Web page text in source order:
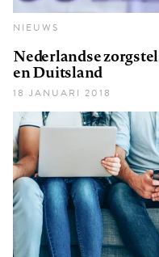
NIEUWS
Nederlandse
en Duitsland
18 JANUARI 2018